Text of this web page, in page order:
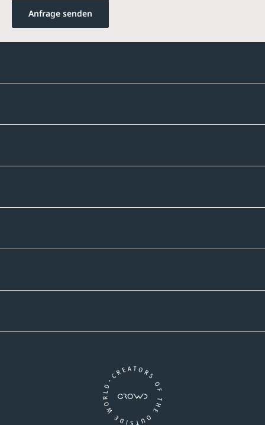
Anfrage senden